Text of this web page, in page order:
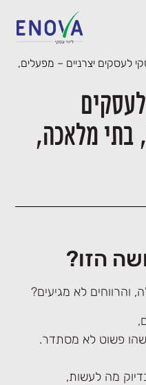
עסקי לעסקים יצרניים – מפעלים,
בתי מלאכה,
הזו?
והרווחים לא מגיעים?
פשוט לא מסתדר.
מה לעשות,